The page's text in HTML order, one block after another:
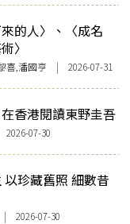
的人〉、〈成名
〉
,潘國亨 | 2026-07-31
香港閱讀東野圭吾
07-30
珍藏舊照 細數昔
07-30